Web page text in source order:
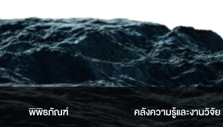
พิพิธภัณฑ์ คลังความรู้และงานวิจัย